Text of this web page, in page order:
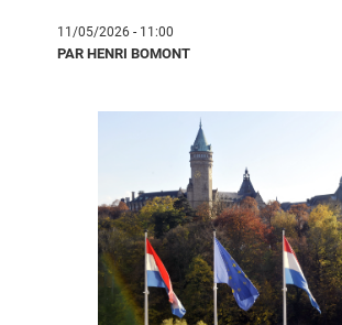
11/05/2026 - 11:00
PAR HENRI BOMONT